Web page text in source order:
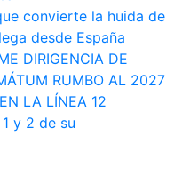
convierte la huida de
desde España
DIRIGENCIA DE
RUMBO AL 2027
LA LÍNEA 12
y 2 de su